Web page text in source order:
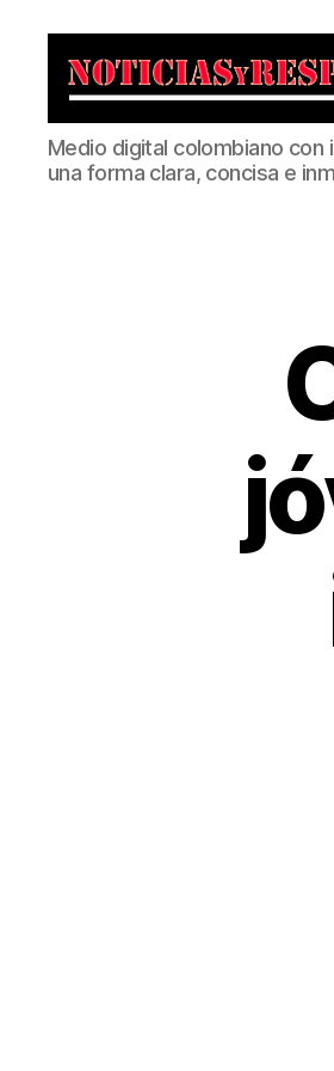
Noticias
y
Respuestas
Medio digital colombiano
una forma clara, concisa e